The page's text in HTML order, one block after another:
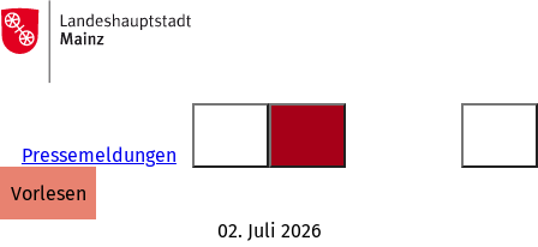
Inhalt anspringen
Zur
Startseite
Pressemeldungen
vorlesen
02. Juli 2026